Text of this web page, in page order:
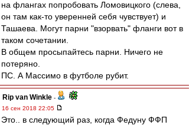
на флангах попробовать Ломовицкого (слева,
он там как-то уверенней себя чувствует) и
Ташаева. Могут парни "взорвать" фланги вот в
таком сочетании.
В общем просыпайтесь парни. Ничего не
потеряно.
ПС. А Массимо в футболе рубит.
Rip van Winkle -
16 сен 2018 22:05
Это.. в следующий раз, когда Федуну ФФП